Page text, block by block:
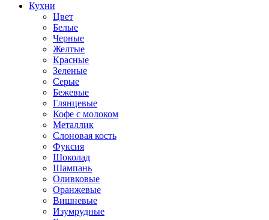
Кухни
Цвет
Белые
Черные
Желтые
Красные
Зеленые
Серые
Бежевые
Глянцевые
Кофе с молоком
Металлик
Слоновая кость
Фуксия
Шоколад
Шампань
Оливковые
Оранжевые
Вишневые
Изумрудные